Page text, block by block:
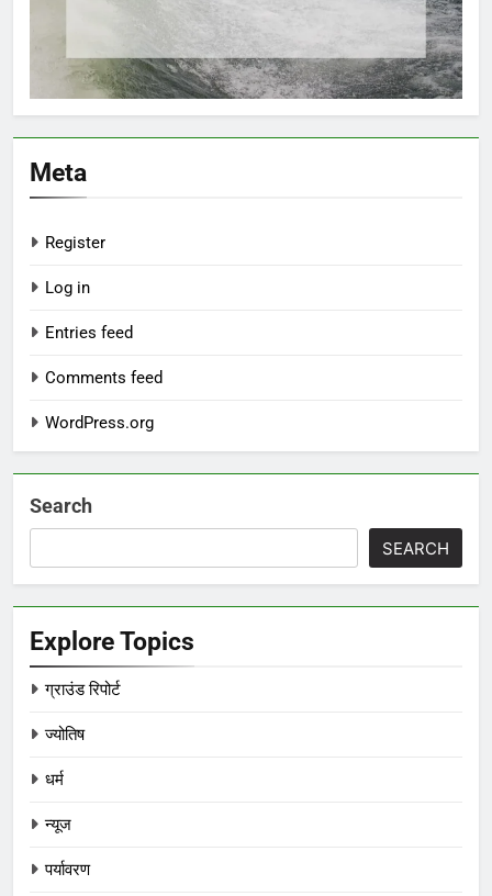
Meta
Register
Log in
Entries feed
Comments feed
WordPress.org
Search
SEARCH
Explore Topics
ग्राउंड रिपोर्ट
ज्योतिष
धर्म
न्यूज
पर्यावरण